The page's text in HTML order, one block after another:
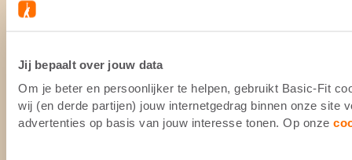
Jij bepaalt over jouw data
Om je beter en persoonlijker te helpen, gebruikt Basic-Fit
wij (en derde partijen) jouw internetgedrag binnen onze site
advertenties op basis van jouw interesse tonen. Op onze